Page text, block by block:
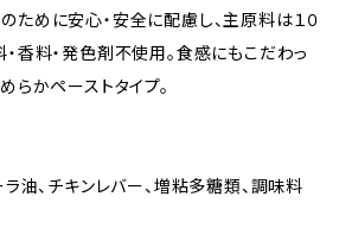
めに安心・安全に配慮し、主原料は１０
香料・発色剤不使用。食感にもこだわっ
らかペーストタイプ。
ラ油、チキンレバー、増粘多糖類、調味料